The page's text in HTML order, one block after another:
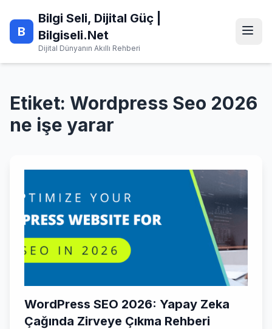
content
B
Bilgi Seli, Dijital Güç |
Bilgiseli.Net
Dijital Dünyanın Akıllı Rehberi
Etiket: Wordpress Seo 2026
ne işe yarar
WordPress SEO 2026: Yapay Zeka
Çağında Zirveye Çıkma Rehberi